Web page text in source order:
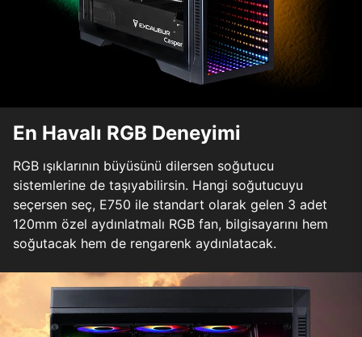
En Havalı RGB Deneyimi
RGB ışıklarının büyüsünü dilersen soğutucu
sistemlerine de taşıyabilirsin. Hangi soğutucuyu
seçersen seç, E750 ile standart olarak gelen 3 adet
120mm özel aydınlatmalı RGB fan, bilgisayarını hem
soğutacak hem de rengarenk aydınlatacak.